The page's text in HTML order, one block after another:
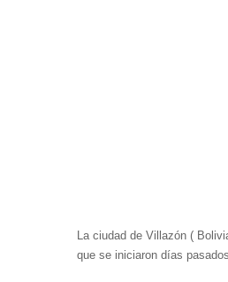
La ciudad de Villazón (
que se iniciaron días